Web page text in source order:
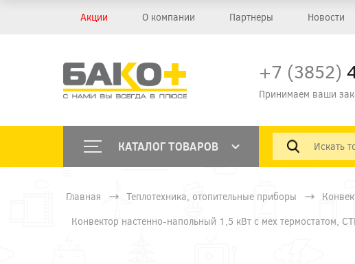
Акции О компании Партнеры Новости
+7 (3852)
Принимаем ваши
КАТАЛОГ ТОВАРОВ
Главная Теплотехника, отопительные приборы
Конвектор настенно-напольный 1,5 кВт с мех термостатом,